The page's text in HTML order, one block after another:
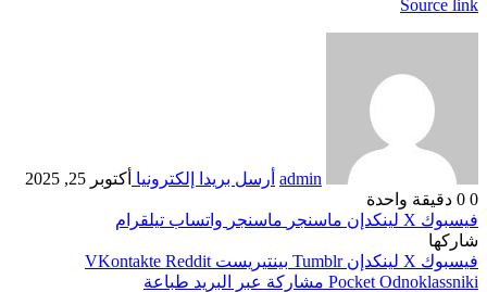
Source link
admin أرسل بريدا إلكترونيا أكتوبر 25, 2025
0
دقيقة واحدة
فيسبوك ‫X لينكدإن ماسنجر ماسنجر واتساب تيلقرام
شاركها
فيسبوك ‫X لينكدإن بينتيريست
Odnoklassniki
‫Pocket مشاركة عبر البريد طباعة